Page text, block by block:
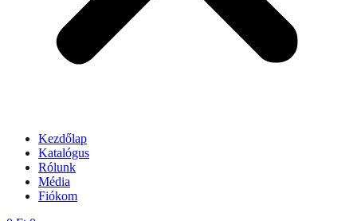
Kezdőlap
Katalógus
Rólunk
Média
Fiókom